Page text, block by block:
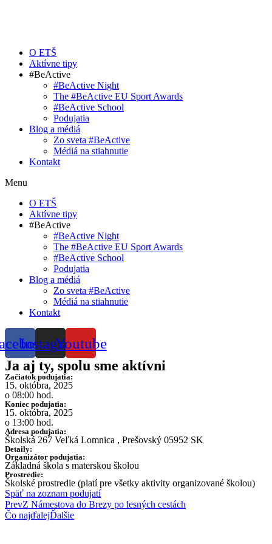
O ETŠ
Aktívne tipy
#BeActive
#BeActive Night
The #BeActive EU Sport Awards
#BeActive School
Podujatia
Blog a médiá
Zo sveta #BeActive
Médiá na stiahnutie
Kontakt
Menu
O ETŠ
Aktívne tipy
#BeActive
#BeActive Night
The #BeActive EU Sport Awards
#BeActive School
Podujatia
Blog a médiá
Zo sveta #BeActive
Médiá na stiahnutie
Kontakt
InstagramYoutube
Ja aj ty, spolu sme aktívni
Začiatok podujatia:
15. októbra, 2025
o 08:00 hod.
Koniec podujatia:
15. októbra, 2025
o 13:00 hod.
Adresa podujatia:
Školská 267 Veľká Lomnica , Prešovský 05952 SK
Detaily:
Organizátor podujatia:
Základná škola s materskou školou
Prostredie:
Školské prostredie (platí pre všetky aktivity organizované školou)
Späť na zoznam podujatí
PrevZ Námestova do Brezy po lesných cestách
Čo najďalejĎalšie